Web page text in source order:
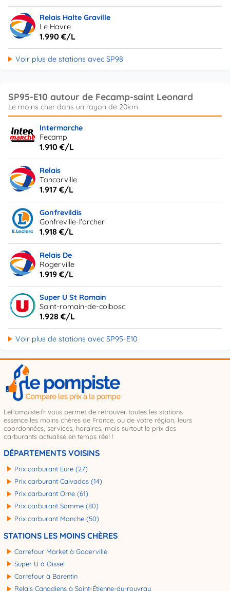
Relais Halte Graville
Le Havre
1.990 €/L
Voir plus de stations avec SP98
SP95-E10 autour de Fecamp-saint Leonard
Intermarche
Fecamp
1.910 €/L
Relais
Tancarville
1.917 €/L
Gonfrevildis
Gonfreville-l'orcher
1.918 €/L
Relais De
Rogerville
1.919 €/L
Super U St Romain
Saint-romain-de-colbosc
1.928 €/L
Voir plus de stations avec SP95-E10
LePompiste.fr vous permet de retrouver toutes les stations
essence les moins chères de France, ou de votre région, leurs
coordonnées, services, horaires, mais surtout le prix des
carburants actualisé en temps réel !
DÉPARTEMENTS VOISINS
Prix carburant Eure (27)
Prix carburant Calvados (14)
Prix carburant Orne (61)
Prix carburant Somme (80)
Prix carburant Manche (50)
STATIONS LES MOINS CHÈRES
Carrefour Market à Goderville
Super U à Oissel
Carrefour à Barentin
Relais Canadiens à Saint-Étienne-du-rouvray